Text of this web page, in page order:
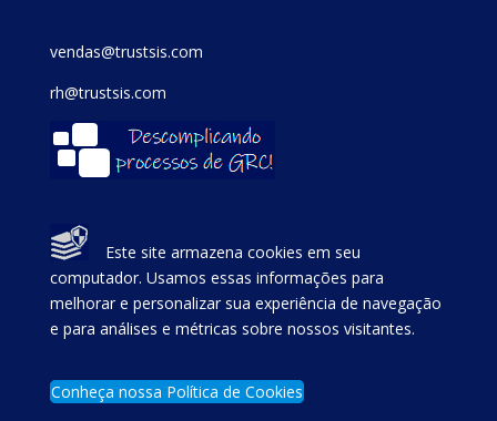
vendas@trustsis.com
rh@trustsis.com
Este site armazena cookies em seu
computador. Usamos essas informações para
melhorar e personalizar sua experiência de navegação
e para análises e métricas sobre nossos visitantes.
Conheça nossa Política de Cookies